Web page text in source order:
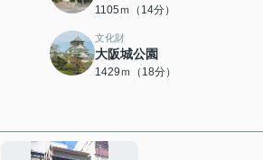
1105ｍ（14分）
文化財
大阪城公園
1429ｍ（18分）